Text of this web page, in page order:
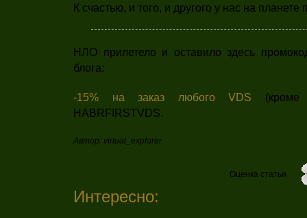
К счастью, и того, и другого у нас на
НЛО прилетело и оставило здесь
блога:
-15% на заказ любого VDS (кроме
HABRFIRSTVDS.
Автор: virtual_explorer
Оценка статьи
Интересно: